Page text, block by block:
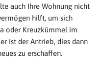
auch Ihre Wohnung nicht
hilft, um sich
oder Kreuzkümmel im
ist der Antrieb, dies dann
zu erschaffen.